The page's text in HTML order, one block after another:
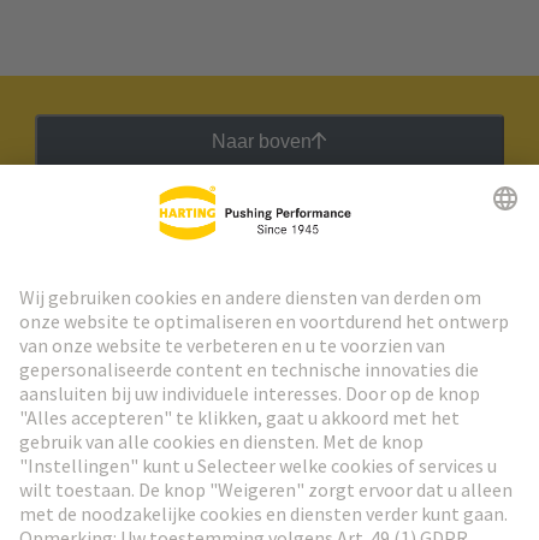
Naar boven
Ga naar registratie
Social Media